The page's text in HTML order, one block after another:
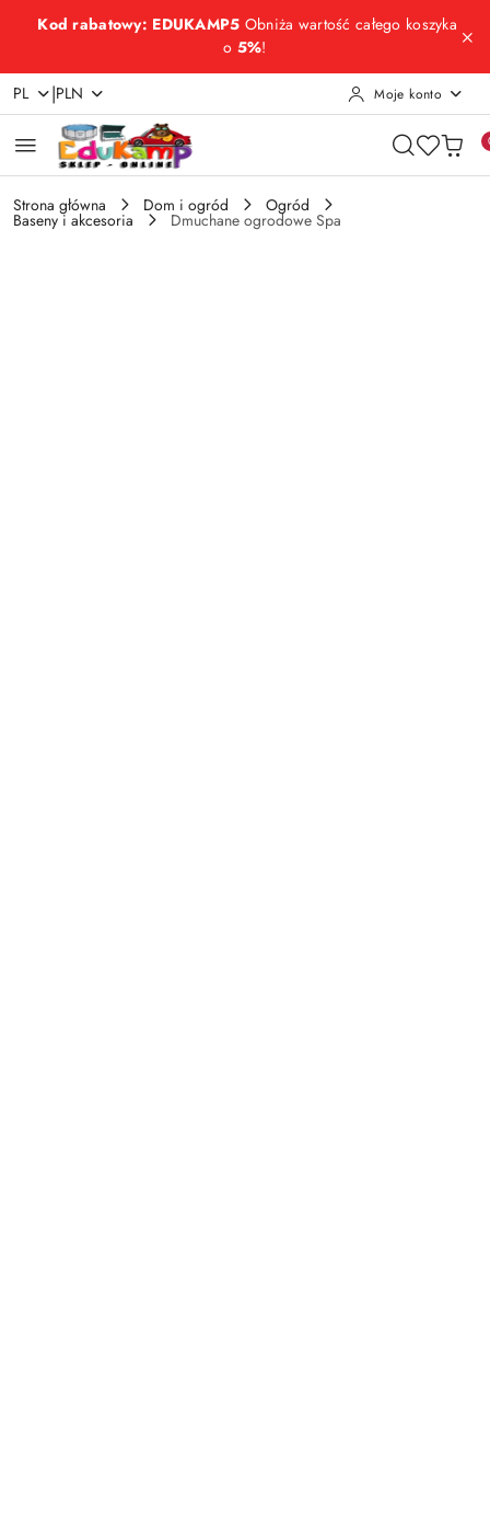
Przejdź do treści głównej
Przejdź do wyszukiwarki
Przejdź do moje konto
Przejdź do menu głównego
Przejdź do opisu produktu
Przejdź do stopki
Kod rabatowy: EDUKAMP5 Obniża wartość całego koszyka
o 5%!
PL |PLN Moje konto
Strona główna Dom i ogród Ogród
Baseny i akcesoria Dmuchane ogrodowe Spa